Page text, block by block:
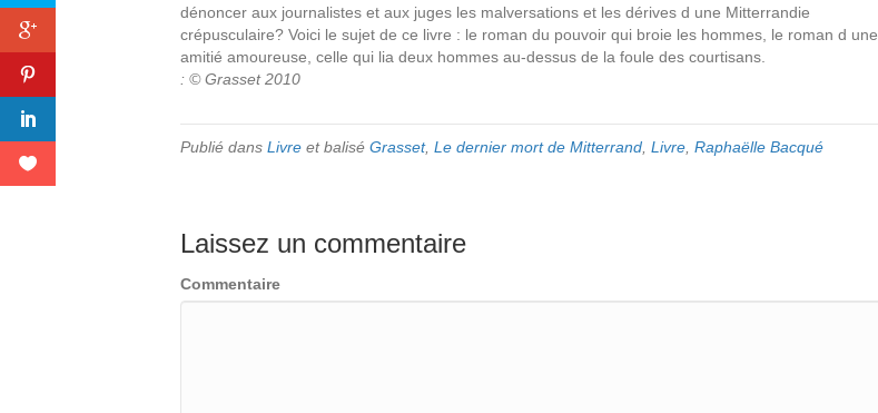
dénoncer aux journalistes et aux juges les malversations et les dérives d une Mitterrandie
crépusculaire? Voici le sujet de ce livre : le roman du pouvoir qui broie les hommes, le roman d une
amitié amoureuse, celle qui lia deux hommes au-dessus de la foule des courtisans.
: © Grasset 2010
Publié dans Livre et balisé Grasset, Le dernier mort de Mitterrand Livre Raphaëlle Bacqué
Laissez un commentaire
Commentaire